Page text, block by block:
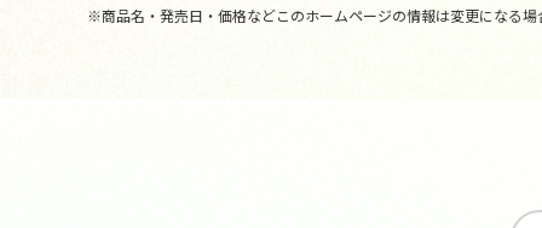
※商品名・発売日・価格などこのホームページの情報は変更になる